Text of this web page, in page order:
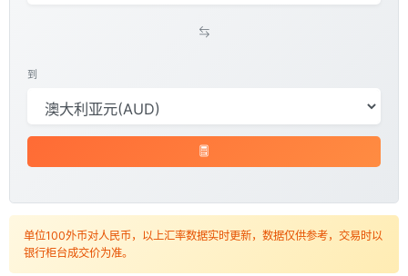
到
单位100外币对人民币，以上汇率数据实时更新，数据仅供参考，交易时以
银行柜台成交价为准。